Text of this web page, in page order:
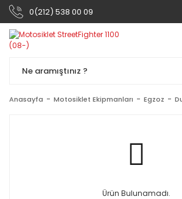
0(212) 538 00 09
Anasayfa Motosiklet Ekipmanları Egzoz
Ürün Bulunamadı.